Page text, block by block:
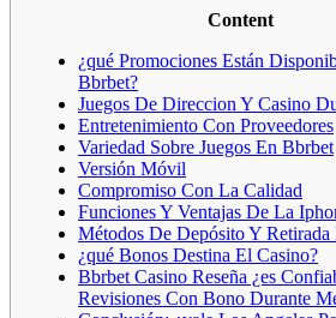
Content
¿qué Promociones Están
Bbrbet?
Juegos De Direccion Y Casino
Entretenimiento Con Proveedores
Variedad Sobre Juegos En Bbrbet
Versión Móvil
Compromiso Con La Calidad
Funciones Y Ventajas De La
Métodos De Depósito Y Retirada
¿qué Bonos Destina El Casino?
Bbrbet Casino Reseña ¿es
Revisiones Con Bono Durante